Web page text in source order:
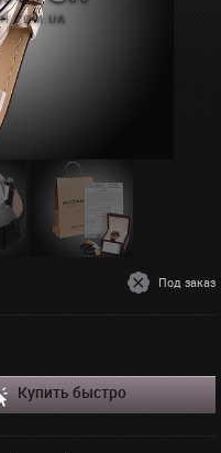
Под заказ
Купить быстро